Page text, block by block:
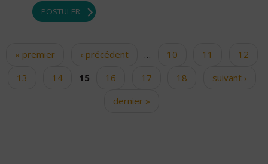
POSTULER
Pages
« premier ‹ précédent … 10 11
12
13
14 15 16 17 18
suivant ›
dernier »